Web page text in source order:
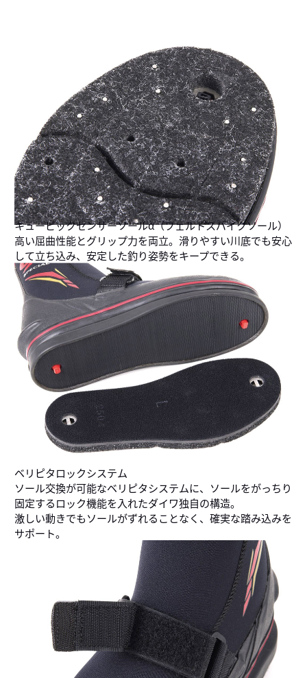
キュービックセンサーソールα（フェルトスパイクソール）
高い屈曲性能とグリップ力を両立。滑りやすい川底でも安心
して立ち込み、安定した釣り姿勢をキープできる。
ベリピタロックシステム
ソール交換が可能なベリピタシステムに、ソールをがっちり
固定するロック機能を入れたダイワ独自の構造。
激しい動きでもソールがずれることなく、確実な踏み込みを
サポート。